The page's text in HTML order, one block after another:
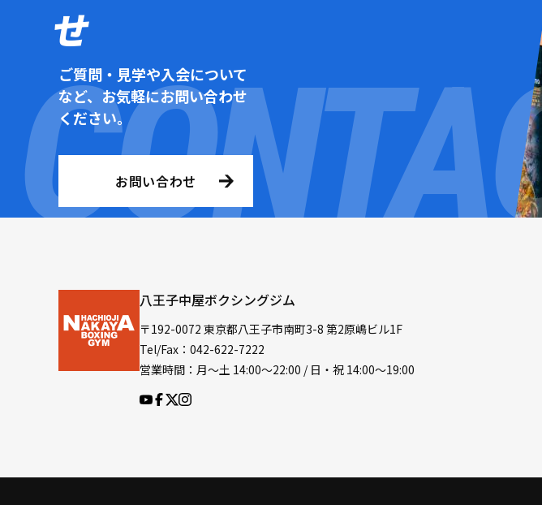
せ
ご質問・見学や入会について
など、お気軽にお問い合わせ
ください。
お問い合わせ
八王子中屋ボクシングジム
〒192-0072 東京都八王子市南町3-8 第2原嶋ビル1F
Tel/Fax：042-622-7222
営業時間：月〜土 14:00〜22:00 / 日・祝 14:00〜19:00